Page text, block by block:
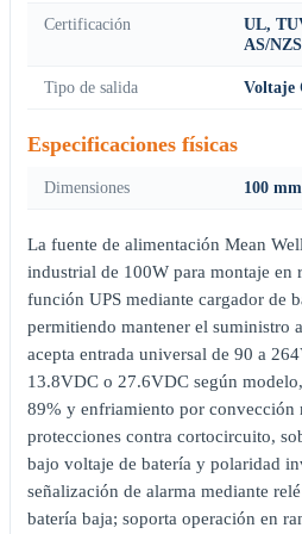
Certificación
UL,
AS/NZS
Tipo de salida Voltaje
Especificaciones físicas
Dimensiones 100
La fuente de alimentación Mean
industrial de 100W para montaje en
función UPS mediante cargador de
permitiendo mantener el suministro
acepta entrada universal de 90 a
13.8VDC o 27.6VDC según
89% y enfriamiento por convección
protecciones contra cortocircuito,
bajo voltaje de batería y polaridad
señalización de alarma mediante
batería baja; soporta operación en